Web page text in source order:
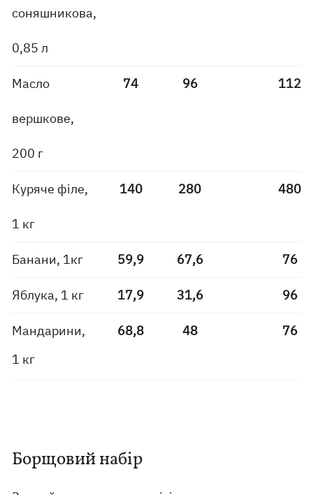
соняшникова,
0,85 л
Масло
вершкове,
200 г
74 96 112
Куряче філе,
1 кг
140 280 480
Банани, 1кг 59,9 67,6 76
Яблука, 1 кг 17,9 31,6 96
Мандарини,
1 кг
68,8 48 76
Борщовий набір